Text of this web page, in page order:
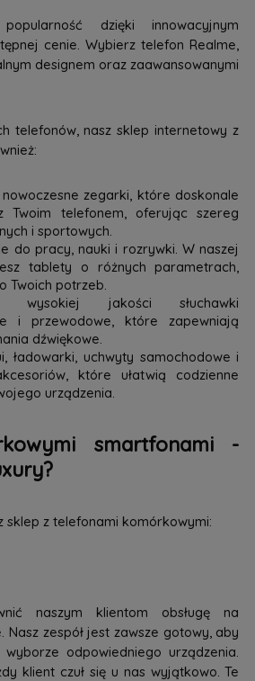
dzięki innowacyjnym
cenie. Wybierz telefon Realme,
designem oraz zaawansowanymi
telefonów, nasz sklep internetowy z
zegarki, które doskonale
Twoim telefonem, oferując szereg
i sportowych.
do pracy, nauki i rozrywki. W naszej
tablety o różnych parametrach,
Twoich potrzeb.
jakości słuchawki
i przewodowe, które zapewniają
dźwiękowe.
ładowarki, uchwyty samochodowe i
które ułatwią codzienne
urządzenia.
smartfonami -
sklep z telefonami komórkowymi:
naszym klientom obsługę na
Nasz zespół jest zawsze gotowy, aby
odpowiedniego urządzenia.
klient czuł się u nas wyjątkowo. Te